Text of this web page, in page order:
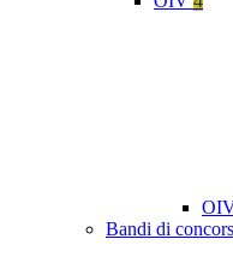
Bandi di